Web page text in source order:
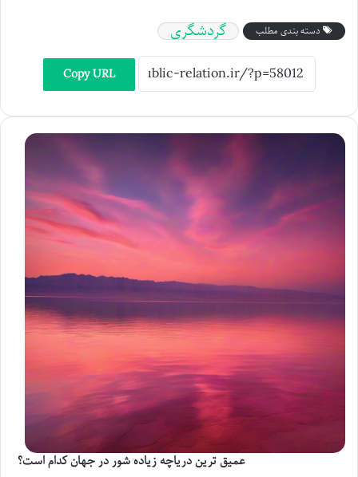
دسته بندی مطلب گردشگری
Copy URL
عمیق ترین دریاچه زیاده شور در جهان کدام است؟